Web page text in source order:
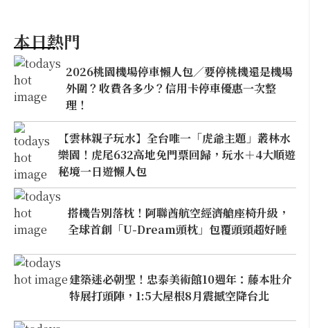
本日熱門
2026桃園機場停車懶人包／要停桃機還是機場
外圍？收費各多少？信用卡停車優惠一次整
理！
【雲林親子玩水】全台唯一「虎爺主題」叢林水
樂園！虎尾632高地免門票回歸，玩水＋4大順遊
秘境一日遊懶人包
搭機告別落枕！阿聯酋航空經濟艙座椅升級，
全球首創「U-Dream頭枕」包覆頭頸超好睡
建築迷必朝聖！忠泰美術館10週年：藤本壯介
特展打頭陣，1:5大屋根8月震撼空降台北